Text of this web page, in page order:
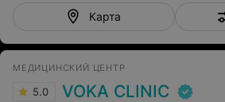
Карта
МЕДИЦИНСКИЙ ЦЕНТР
5.0 VOKA CLINIC